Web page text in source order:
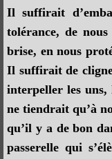
Il suffirait
tolérance, de
brise, en nous
Il suffirait de
interpeller les
ne tiendrait qu’à
qu’il y a de bon
passerelle qui